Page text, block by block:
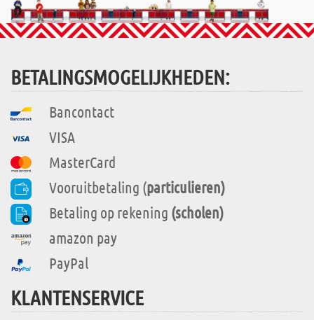
BETALINGSMOGELIJKHEDEN:
Bancontact
VISA
MasterCard
Vooruitbetaling (particulieren)
Betaling op rekening (scholen)
amazon pay
PayPal
KLANTENSERVICE